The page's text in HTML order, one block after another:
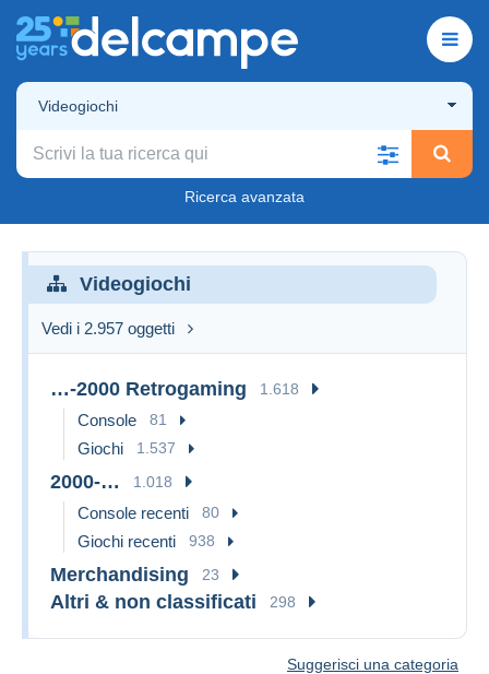
Videogiochi
Ricerca avanzata
Videogiochi
Vedi i 2.957 oggetti
…-2000 Retrogaming 1.618
Console 81
Giochi 1.537
2000-… 1.018
Console recenti 80
Giochi recenti 938
Merchandising 23
Altri & non classificati 298
Suggerisci una categoria